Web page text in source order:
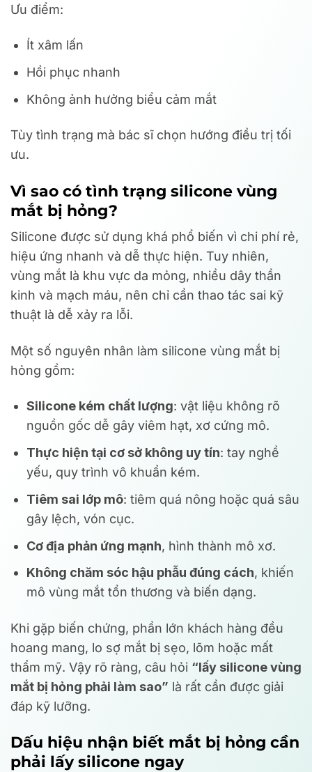
Ưu điểm:
Ít xâm lấn
Hồi phục nhanh
Không ảnh hưởng biểu cảm mắt
Tùy tình trạng mà bác sĩ chọn hướng điều trị tối
ưu.
Vì sao có tình trạng silicone vùng
mắt bị hỏng?
Silicone được sử dụng khá phổ biến vì chi phí rẻ,
hiệu ứng nhanh và dễ thực hiện. Tuy nhiên,
vùng mắt là khu vực da mỏng, nhiều dây thần
kinh và mạch máu, nên chỉ cần thao tác sai kỹ
thuật là dễ xảy ra lỗi.
Một số nguyên nhân làm silicone vùng mắt bị
hỏng gồm:
Silicone kém chất lượng: vật liệu không rõ
nguồn gốc dễ gây viêm hạt, xơ cứng mô.
Thực hiện tại cơ sở không uy tín: tay nghề
yếu, quy trình vô khuẩn kém.
Tiêm sai lớp mô: tiêm quá nông hoặc quá sâu
gây lệch, vón cục.
Cơ địa phản ứng mạnh, hình thành mô xơ.
Không chăm sóc hậu phẫu đúng cách, khiến
mô vùng mắt tổn thương và biến dạng.
Khi gặp biến chứng, phần lớn khách hàng đều
hoang mang, lo sợ mắt bị sẹo, lõm hoặc mất
thẩm mỹ. Vậy rõ ràng, câu hỏi “lấy silicone vùng
mắt bị hỏng phải làm sao” là rất cần được giải
đáp kỹ lưỡng.
Dấu hiệu nhận biết mắt bị hỏng cần
phải lấy silicone ngay